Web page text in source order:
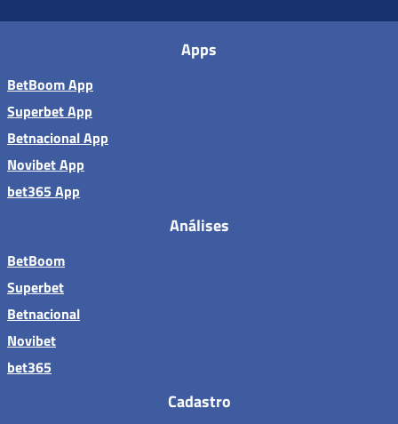
Apps
BetBoom App
Superbet App
Betnacional App
Novibet App
bet365 App
Análises
BetBoom
Superbet
Betnacional
Novibet
bet365
Cadastro